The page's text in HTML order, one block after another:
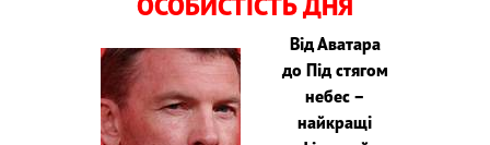
Від Аватара
до Під стягом
небес –
найкращі